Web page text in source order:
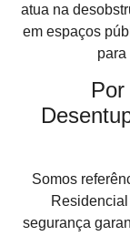
atua na
em espaços
para
Somos
segurança